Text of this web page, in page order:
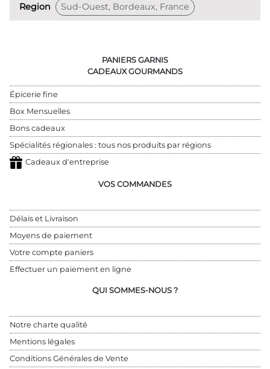
Region Sud-Ouest, Bordeaux, France
PANIERS GARNIS
CADEAUX GOURMANDS
Épicerie fine
Box Mensuelles
Bons cadeaux
Spécialités régionales : tous nos produits par régions
Cadeaux d'entreprise
VOS COMMANDES
Délais et Livraison
Moyens de paiement
Votre compte paniers
Effectuer un paiement en ligne
QUI SOMMES-NOUS ?
Notre charte qualité
Mentions légales
Conditions Générales de Vente